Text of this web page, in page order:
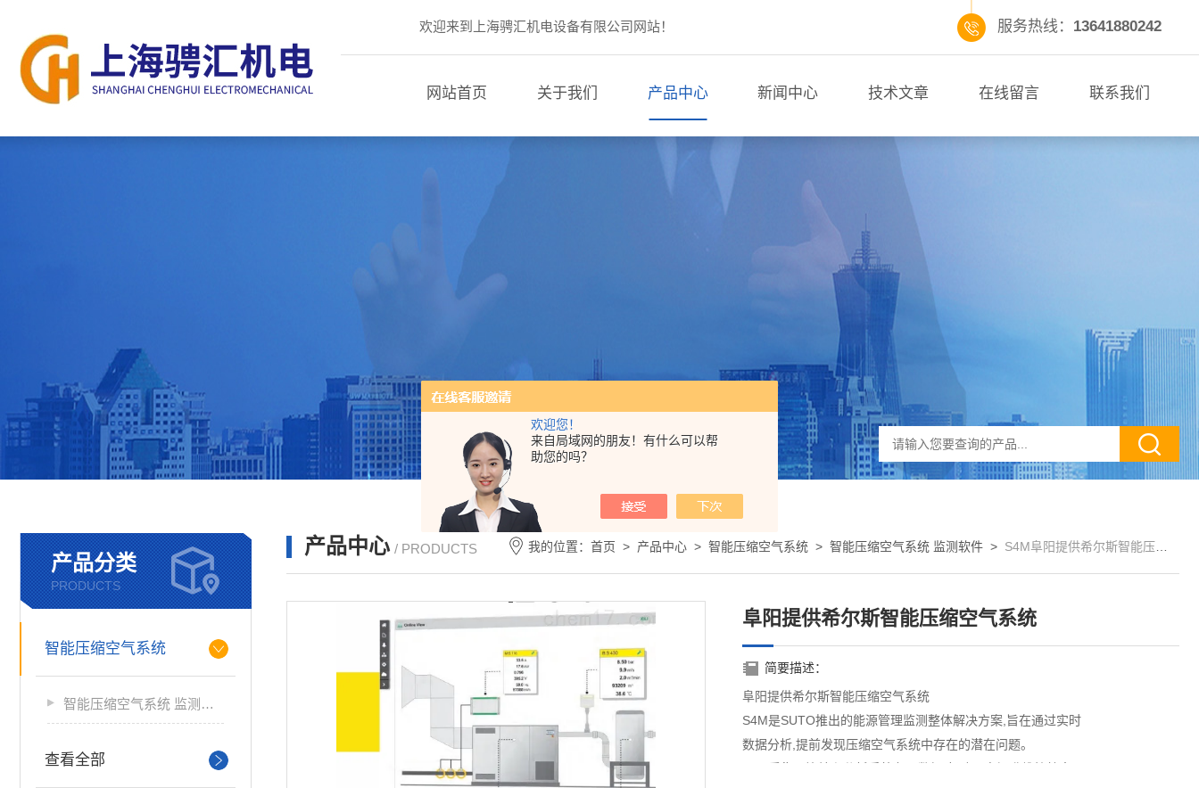
欢迎您！
来自局域网的朋友！有什么可以帮
助您的吗？
欢迎来到上海骋汇机电设备有限公司网站！ 服务热线： 13641880242
网站首页 关于我们 产品中心 新闻中心 技术文章 在线留言 联系我们
产品分类
PRODUCTS
智能压缩空气系统
智能压缩空气系统 监测软件
查看全部
产品中心 / PRODUCTS 我的位置：首页 > 产品中心 >智能压缩空气系统 >智能压缩空气系统 监测软件 > S4M阜阳提供希尔斯智能压缩空气系统
阜阳提供希尔斯智能压缩空气系统
简要描述：
阜阳提供希尔斯智能压缩空气系统
S4M是SUTO推出的能源管理监测整体解决方案,旨在通过实时
数据分析,提前发现压缩空气系统中存在的潜在问题。